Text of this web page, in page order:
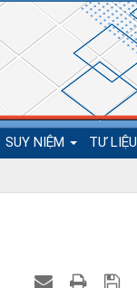
SUY NIỆM TƯ LIỆU